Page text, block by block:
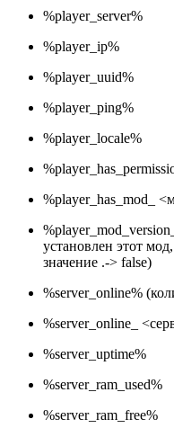
%player_server%
%player_ip%
%player_uuid%
%player_ping%
%player_locale%
%player_has_mod_
установлен этот
значение .-> false)
%server_online%
%server_online_
%server_uptime%
%server_ram_used%
%server_ram_free%